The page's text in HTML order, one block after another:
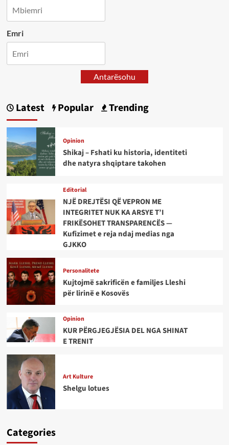
Emri
Antarësohu
Latest Popular Trending
Opinion
Shikaj – Fshati ku historia, identiteti
dhe natyra shqiptare takohen
Editorial
NJË DREJTËSI QË VEPRON ME
INTEGRITET NUK KA ARSYE T’I
FRIKËSOHET TRANSPARENCËS —
Kufizimet e reja ndaj medias nga
GJKKO
Personalitete
Kujtojmë sakrificën e familjes Lleshi
për lirinë e Kosovës
Opinion
KUR PËRGJEGJËSIA DEL NGA SHINAT
E TRENIT
Art Kulture
Shelgu lotues
Categories